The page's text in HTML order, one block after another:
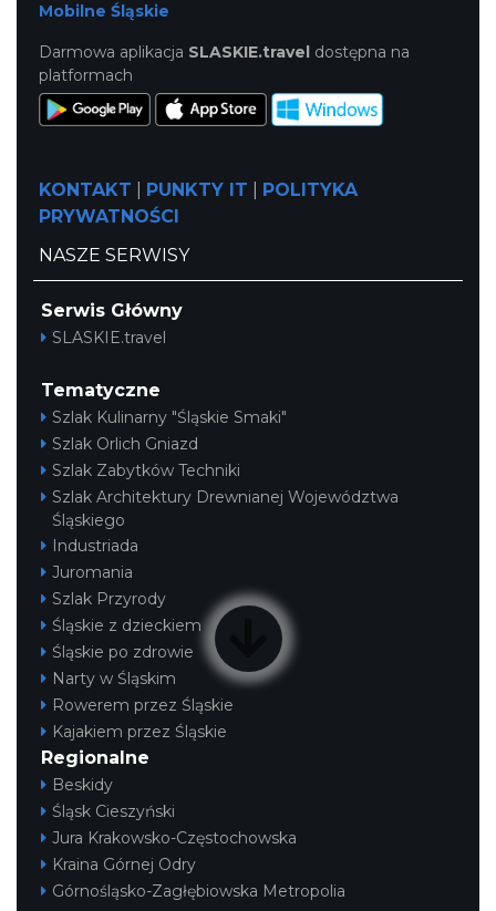
Mobilne Śląskie
Darmowa aplikacja SLASKIE.travel dostępna na
platformach
KONTAKT PUNKTY IT
POLITYKA
PRYWATNOŚCI
NASZE SERWISY
Serwis Główny
SLASKIE.travel
Tematyczne
Szlak Kulinarny "Śląskie Smaki"
Szlak Orlich Gniazd
Szlak Zabytków Techniki
Szlak Architektury Drewnianej Województwa
Śląskiego
Industriada
Juromania
Szlak Przyrody
Śląskie z dzieckiem
Śląskie po zdrowie
Narty w Śląskim
Rowerem przez Śląskie
Kajakiem przez Śląskie
Regionalne
Beskidy
Śląsk Cieszyński
Jura Krakowsko-Częstochowska
Kraina Górnej Odry
Górnośląsko-Zagłębiowska Metropolia